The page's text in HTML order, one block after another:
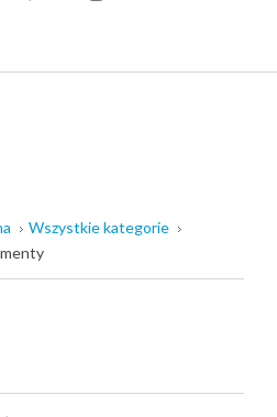
Wszystkie kategorie